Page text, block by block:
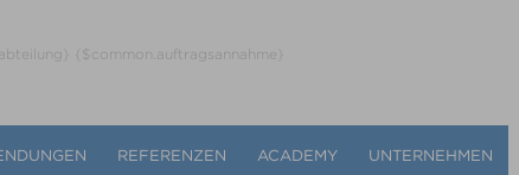
{$common.auftragsannahme}
REFERENZEN ACADEMY UNTERNEHMEN